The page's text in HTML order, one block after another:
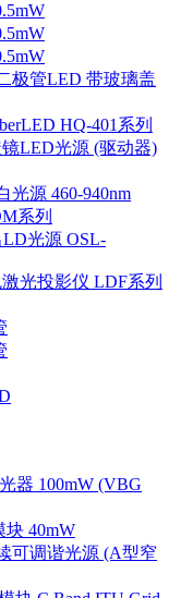
极管LED 带玻璃盖
HQ-401系列
LED光源 (驱动器)
光源 460-940nm
系列
LD光源 OSL-
光投影仪 LDF系列
器 100mW (VBG
块 40mW
可调谐光源 (A型窄